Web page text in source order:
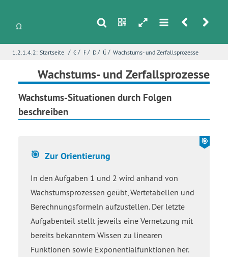
s n h m r u
1.2.1.4.2: Startseite / Grundlagen
/ Folgen
/ Das Folgenkonzept
/ Übungen - Folgenkonzept
/ Wachstums- und Zerfallsprozesse
Wachstums- und Zerfallsprozesse
Wachstums-Situationen durch Folgen
beschreiben
Zur Orientierung
In den Aufgaben 1 und 2 wird anhand von
Wachstumsprozessen geübt, Wertetabellen und
Berechnungsformeln aufzustellen. Der letzte
Aufgabenteil stellt jeweils eine Vernetzung mit
bereits bekanntem Wissen zu linearen
Funktionen sowie Exponentialfunktionen her.
Name*
E-Mail
Seite*
Fehlerbeschreibung*